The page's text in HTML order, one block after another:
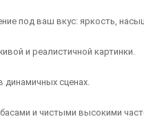
под ваш вкус: яркость,
и реалистичной картинки.
динамичных сценах.
и чистыми высокими